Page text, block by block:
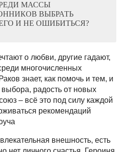
МАССЫ
ВЫБРАТЬ
И НЕ ОШИБИТЬСЯ?
о любви, другие гадают,
многочисленных
знает, как помочь и тем, и
радость от новых
– всё это под силу каждой
рекомендаций
внешность, есть